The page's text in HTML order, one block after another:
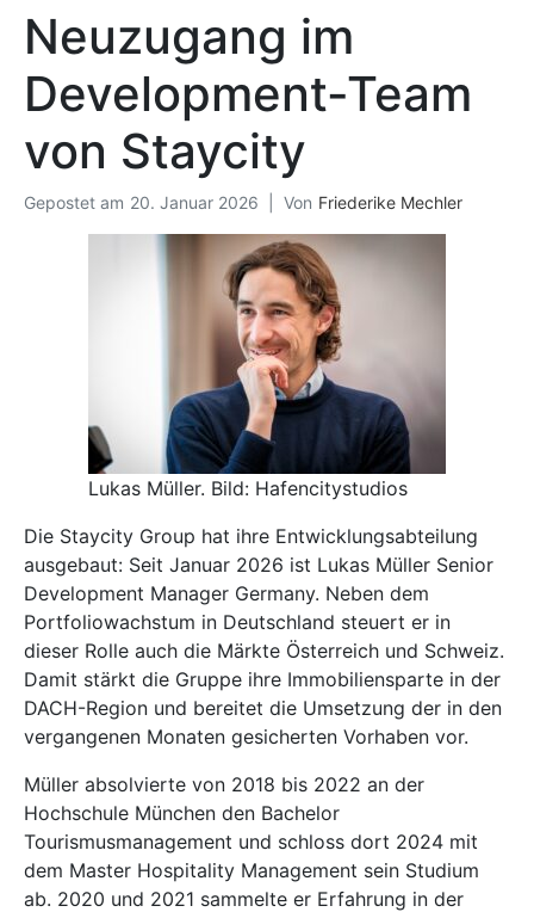
Neuzugang im
Development-Team
von Staycity
Gepostet am 20. Januar 2026 Von Friederike Mechler
Lukas Müller. Bild: Hafencitystudios
Die Staycity Group hat ihre Entwicklungsabteilung
ausgebaut: Seit Januar 2026 ist Lukas Müller Senior
Development Manager Germany. Neben dem
Portfoliowachstum in Deutschland steuert er in
dieser Rolle auch die Märkte Österreich und Schweiz.
Damit stärkt die Gruppe ihre Immobiliensparte in der
DACH-Region und bereitet die Umsetzung der in den
vergangenen Monaten gesicherten Vorhaben vor.
Müller absolvierte von 2018 bis 2022 an der
Hochschule München den Bachelor
Tourismusmanagement und schloss dort 2024 mit
dem Master Hospitality Management sein Studium
ab. 2020 und 2021 sammelte er Erfahrung in der